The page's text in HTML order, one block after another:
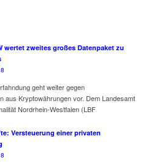
wertet zweites großes Datenpaket zu
geht weiter gegen
aus Kryptowährungen vor. Dem Landesamt
Nordrhein-Westfalen (LBF
Versteuerung einer privaten